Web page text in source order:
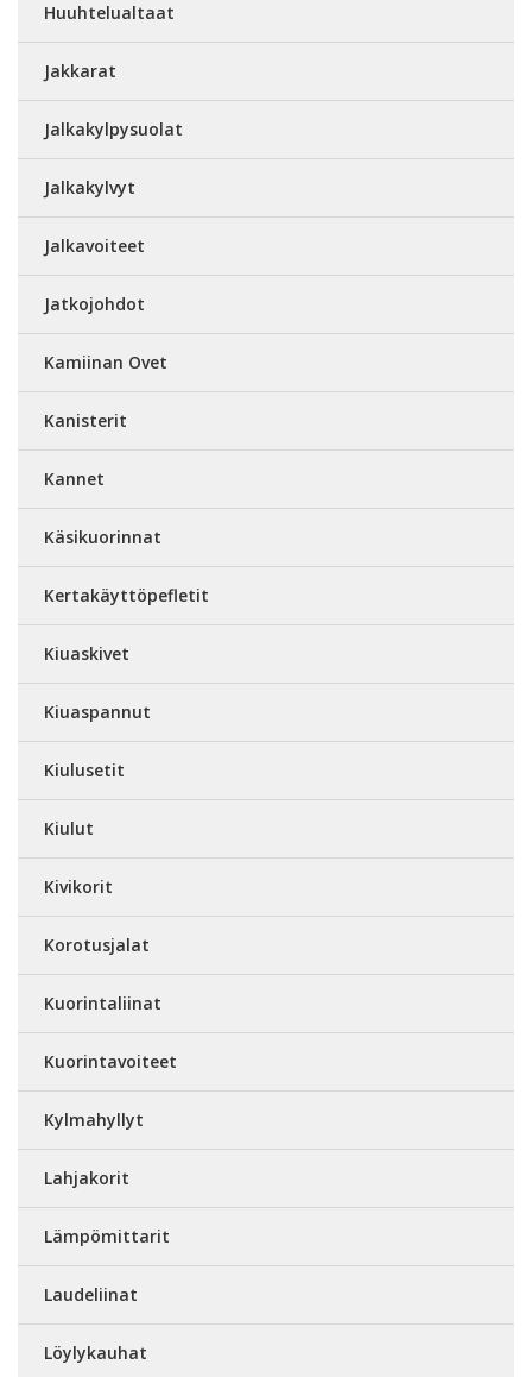
Huuhtelualtaat
Jakkarat
Jalkakylpysuolat
Jalkakylvyt
Jalkavoiteet
Jatkojohdot
Kamiinan Ovet
Kanisterit
Kannet
Käsikuorinnat
Kertakäyttöpefletit
Kiuaskivet
Kiuaspannut
Kiulusetit
Kiulut
Kivikorit
Korotusjalat
Kuorintaliinat
Kuorintavoiteet
Kylmahyllyt
Lahjakorit
Lämpömittarit
Laudeliinat
Löylykauhat